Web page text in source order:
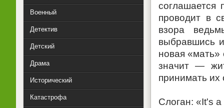
соглашается
проводит в
взора
выбравшись
новая «мать»
значит —
принимать их
Слоган: «It's
Военный
Детектив
Детский
Драма
Исторический
Катастрофа